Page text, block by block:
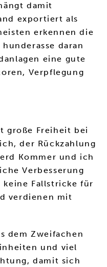
damit
exportiert als
erkennen die
daran
eine gute
Verpflegung
große Freiheit bei
der Rückzahlung
Kommer und ich
Verbesserung
keine Fallstricke für
verdienen mit
dem Zweifachen
und viel
damit sich